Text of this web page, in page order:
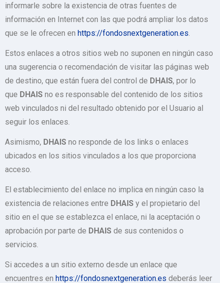
informarle sobre la existencia de otras fuentes de
información en Internet con las que podrá ampliar los datos
que se le ofrecen en https://fondosnextgeneration.es.
Estos enlaces a otros sitios web no suponen en ningún caso
una sugerencia o recomendación de visitar las páginas web
de destino, que están fuera del control de DHAIS, por lo
que DHAIS no es responsable del contenido de los sitios
web vinculados ni del resultado obtenido por el Usuario al
seguir los enlaces.
Asimismo, DHAIS no responde de los links o enlaces
ubicados en los sitios vinculados a los que proporciona
acceso.
El establecimiento del enlace no implica en ningún caso la
existencia de relaciones entre DHAIS y el propietario del
sitio en el que se establezca el enlace, ni la aceptación o
aprobación por parte de DHAIS de sus contenidos o
servicios.
Si accedes a un sitio externo desde un enlace que
encuentres en https://fondosnextgeneration.es deberás leer